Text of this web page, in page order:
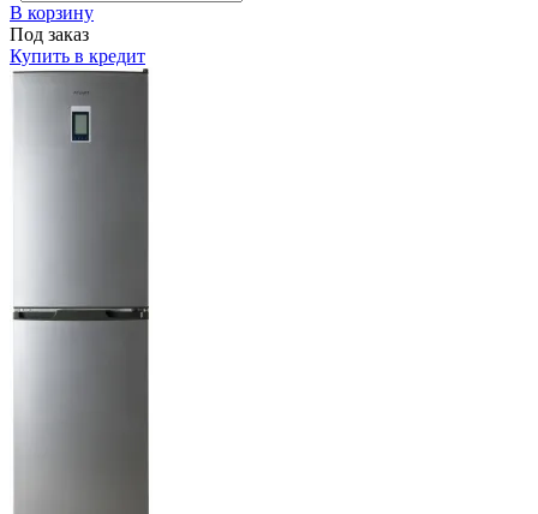
В корзину
Под заказ
Купить в кредит